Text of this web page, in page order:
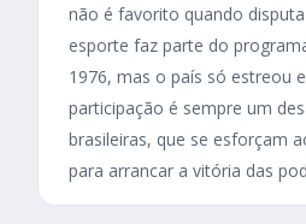
não é favorito quando
esporte faz parte do
1976, mas o país só estreou
participação é sempre um
brasileiras, que se esforçam
para arrancar a vitória das